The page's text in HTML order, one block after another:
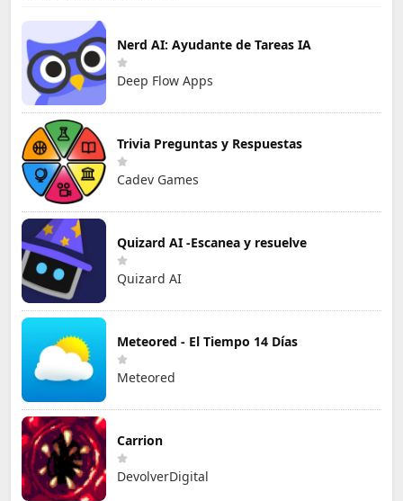
Nerd AI: Ayudante de Tareas IA
Deep Flow Apps
Trivia Preguntas y Respuestas
Cadev Games
Quizard AI -Escanea y resuelve
Quizard AI
Meteored - El Tiempo 14 Días
Meteored
Carrion
DevolverDigital